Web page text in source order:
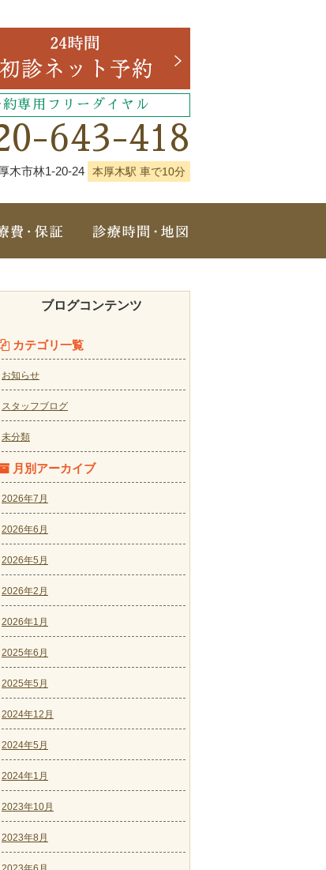
約専用フリーダイヤル
643-418
木市林1-20-24 本厚木駅 車で10分
ニュー 治療費・保証
ブログコンテンツ
カテゴリ一覧
お知らせ
スタッフブログ
未分類
月別アーカイブ
2026年7月
2026年6月
2026年5月
2026年2月
2026年1月
2025年6月
2025年5月
2024年12月
2024年5月
2024年1月
2023年10月
2023年8月